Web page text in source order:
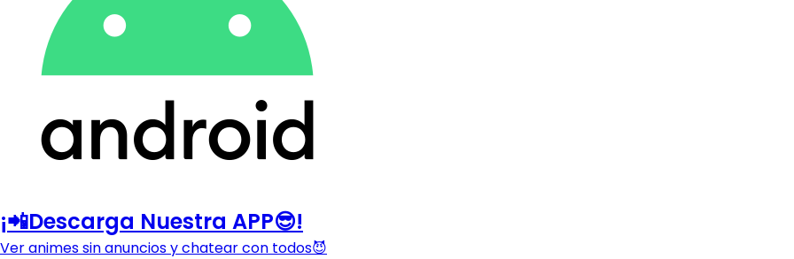
¡📲Descarga Nuestra APP😎!
Ver animes sin anuncios y chatear con todos😈